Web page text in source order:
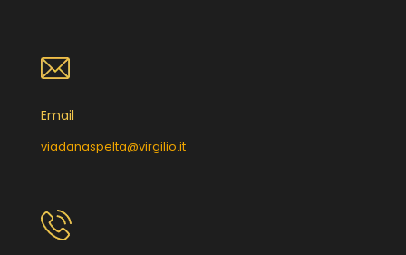
Email
viadanaspelta@virgilio.it